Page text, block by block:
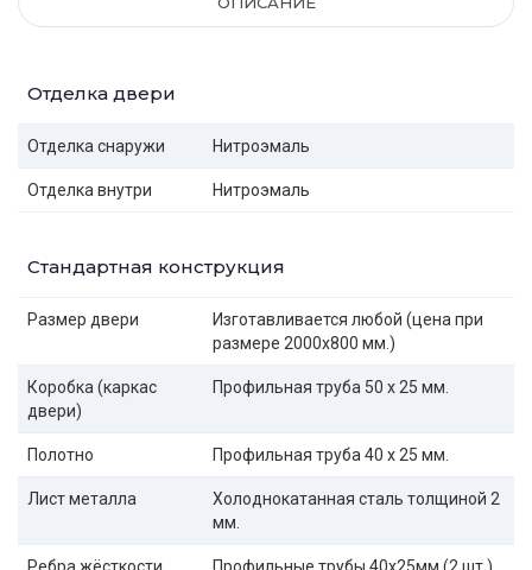
Отделка двери
Отделка снаружи Нитроэмаль
Отделка внутри Нитроэмаль
Стандартная конструкция
Размер двери
Изготавливается любой (цена при
размере 2000x800 мм.)
Коробка (каркас
двери)
Профильная труба 50 х 25 мм.
Полотно Профильная труба 40 х 25 мм.
Лист металла
Холоднокатанная сталь толщиной 2
мм.
Ребра жёсткости Профильные трубы 40х25мм (2 шт.)